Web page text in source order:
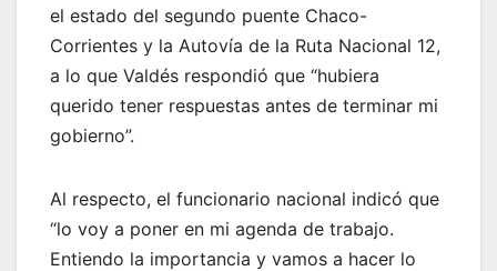
el estado del segundo puente Chaco-
Corrientes y la Autovía de la Ruta Nacional 12,
a lo que Valdés respondió que “hubiera
querido tener respuestas antes de terminar mi
gobierno”.
Al respecto, el funcionario nacional indicó que
“lo voy a poner en mi agenda de trabajo.
Entiendo la importancia y vamos a hacer lo